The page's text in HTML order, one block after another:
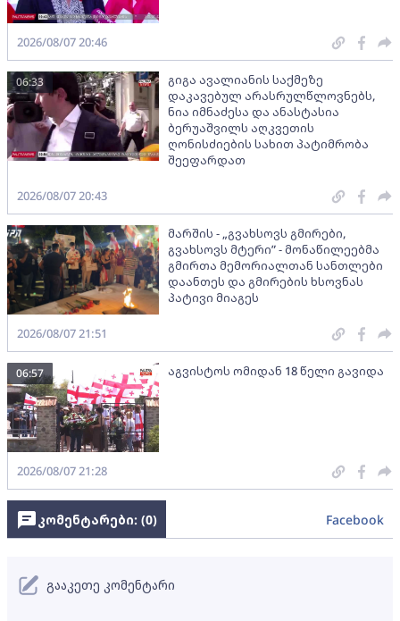
2026/08/07 20:46
გიგა ავალიანის საქმეზე
დაკავებულ არასრულწლოვნებს,
ნია იმნაძესა და ანასტასია
ბერუაშვილს აღკვეთის
ღონისძიების სახით პატიმრობა
შეეფარდათ
06:33
2026/08/07 20:43
მარშის - „გვახსოვს გმირები,
გვახსოვს მტერი” - მონაწილეებმა
გმირთა მემორიალთან სანთლები
დაანთეს და გმირების ხსოვნას
პატივი მიაგეს
2026/08/07 21:51
აგვისტოს ომიდან 18 წელი გავიდა
06:57
2026/08/07 21:28
კომენტარები: (0) Facebook
გააკეთე კომენტარი